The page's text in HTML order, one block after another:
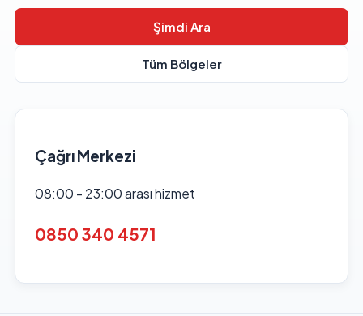
Şimdi Ara
Tüm Bölgeler
Çağrı Merkezi
08:00 - 23:00 arası hizmet
0850 340 4571